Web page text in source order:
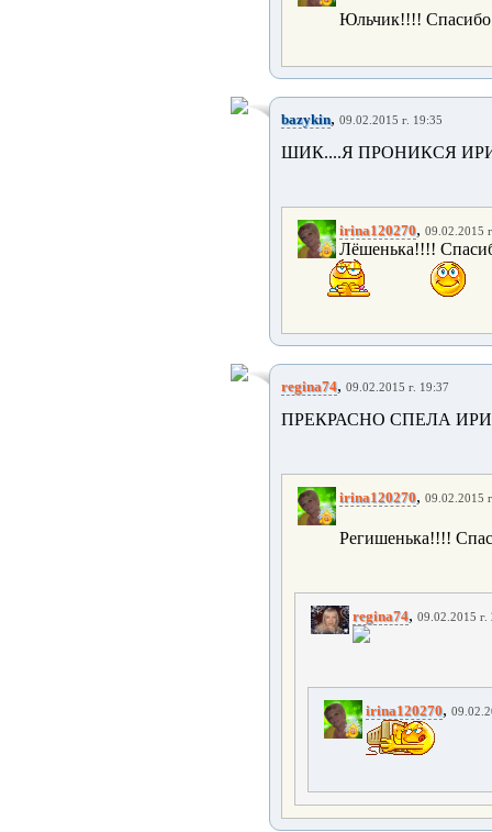
Юльчик!!!! Спасибо
bazykin, 09.02.2015 г. 19:35
ШИК....Я ПРОНИКСЯ
irina120270, 09.02.2015
Лёшенька!!!!
regina74, 09.02.2015 г. 19:37
ПРЕКРАСНО СПЕЛА
irina120270, 09.02.2015
Регишенька!!!!
regina74, 09.02.2015 г.
irina120270,